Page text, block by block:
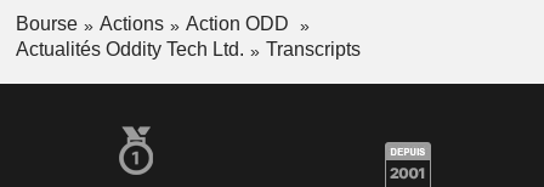
Bourse Actions
Action ODD
Actualités Oddity Tech Ltd.
Transcripts